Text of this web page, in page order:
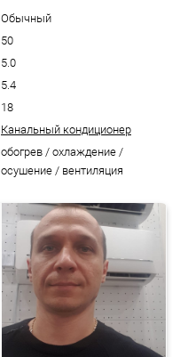
Обычный
50
5.0
5.4
18
Канальный кондиционер
обогрев / охлаждение /
осушение / вентиляция